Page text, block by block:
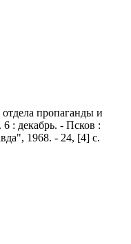
пропаганды и
: декабрь. - Псков :
1968. - 24, [4] с.